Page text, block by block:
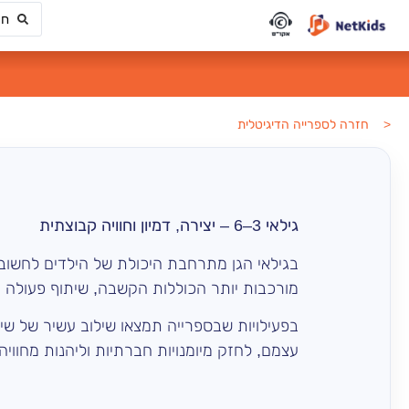
< חזרה לספרייה הדיגיטלית
גילאי 3–6 – יצירה, דמיון וחוויה קבוצתית
בגילאי הגן מתרחבת היכולת של הילדים
מורכבות יותר הכוללות הקשבה, שיתוף
בפעילויות שבספרייה תמצאו שילוב עשיר של
עצמם, לחזק מיומנויות חברתיות וליהנות